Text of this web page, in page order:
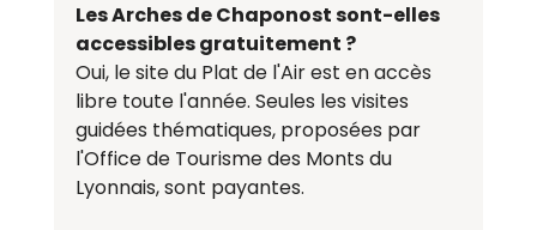
Les Arches de Chaponost sont-elles
accessibles gratuitement ?
Oui, le site du Plat de l'Air est en accès
libre toute l'année. Seules les visites
guidées thématiques, proposées par
l'Office de Tourisme des Monts du
Lyonnais, sont payantes.